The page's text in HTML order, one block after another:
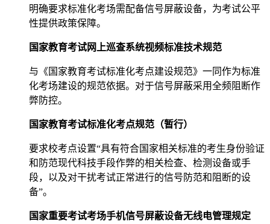
明确要求标准化考场需配备信号屏蔽设备，为考试公平
性提供政策保障。
国家教育考试网上巡查系统视频标准技术规范
与《国家教育考试标准化考点建设规范》一同作为标准
化考场建设的规范依据。对于信号屏蔽采用全频阻断作
弊防控。
国家教育考试标准化考点规范（暂行）
要求校考点设置“具有符合国家相关标准的考生身份验证
和防范现代科技手段作弊的相关检查、检测设备或手
段，以及对干扰考试正常进行的信号防范和阻断的设
备”。
国家重要考试考场手机信号屏蔽设备无线电管理规定